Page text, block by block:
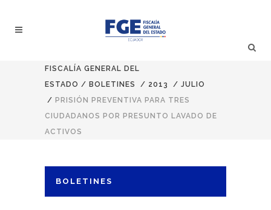
FISCALÍA GENERAL DEL
ESTADO / BOLETINES / 2013 / JULIO
/ PRISIÓN PREVENTIVA PARA TRES
CIUDADANOS POR PRESUNTO LAVADO DE
ACTIVOS
BOLETINES